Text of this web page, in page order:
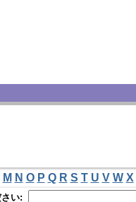
M N O P Q R S T U V W X
い: